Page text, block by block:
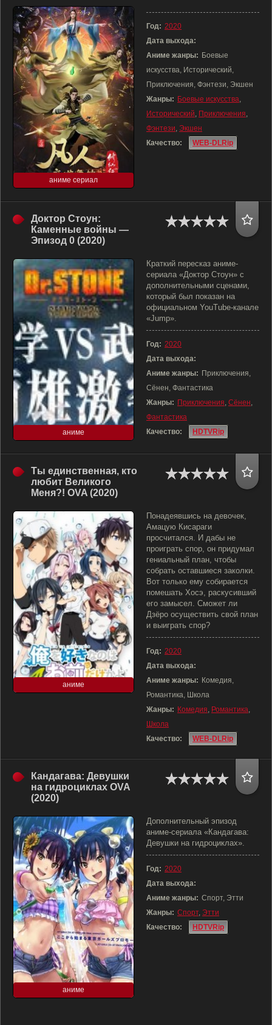
аниме сериал
Год: 2020
Дата выхода:
Аниме жанры: Боевые
искусства, Исторический,
Приключения, Фэнтези, Экшен
Жанры: Боевые искусства,
Исторический, Приключения,
Фэнтези, Экшен
Качество:
WEB-DLRip
Доктор Стоун:
Каменные войны —
Эпизод 0 (2020)
аниме
Краткий пересказ аниме-
сериала «Доктор Стоун» с
дополнительными сценами,
который был показан на
официальном YouTube-канале
«Jump».
Год: 2020
Дата выхода:
Аниме жанры: Приключения,
Сёнен, Фантастика
Жанры: Приключения, Сёнен,
Фантастика
Качество:
HDTVRip
Ты единственная, кто
любит Великого
Меня?! OVA (2020)
аниме
Понадеявшись на девочек,
Амацую Кисараги
просчитался. И дабы не
проиграть спор, он придумал
гениальный план, чтобы
собрать оставшиеся заколки.
Вот только ему собирается
помешать Хосэ, раскусивший
его замысел. Сможет ли
Дзёро осуществить свой план
и выиграть спор?
Год: 2020
Дата выхода:
Аниме жанры: Комедия,
Романтика, Школа
Жанры: Комедия, Романтика,
Школа
Качество:
WEB-DLRip
Кандагава: Девушки
на гидроциклах OVA
(2020)
аниме
Дополнительный эпизод
аниме-сериала «‎Кандагава:
Девушки на гидроциклах»‎.
Год: 2020
Дата выхода:
Аниме жанры: Спорт, Этти
Жанры: Спорт, Этти
Качество:
HDTVRip